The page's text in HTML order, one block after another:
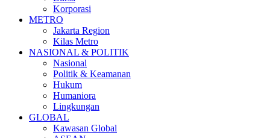
Korporasi
METRO
Jakarta Region
Kilas Metro
NASIONAL & POLITIK
Nasional
Politik & Keamanan
Hukum
Humaniora
Lingkungan
GLOBAL
Kawasan Global